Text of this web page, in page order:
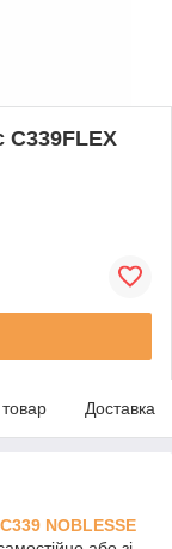
C339FLEX
товар Доставка
NOBLESSE